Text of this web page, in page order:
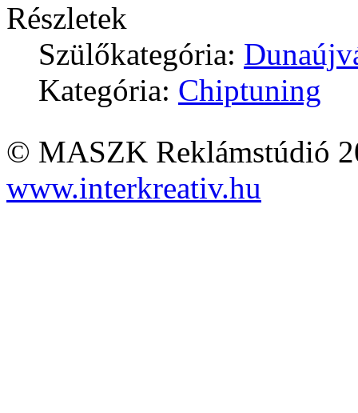
Részletek
Szülőkategória:
Kategória: Chiptuning
© MASZK Reklámstúdió
www.interkreativ.hu